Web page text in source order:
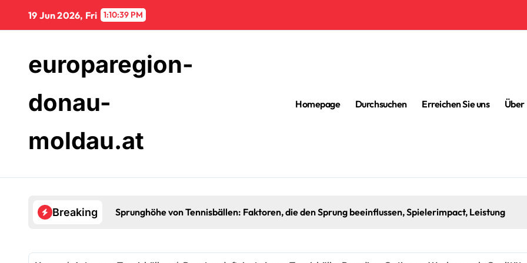
content
19 Jun 2026, Fri 1:10:40 PM
europaregion-
donau-
moldau.at
Homepage Durchsuchen Erreichen Sie uns Über
Breaking Sprunghöhe von Tennisbällen: Faktoren, die den Sprung beeinflussen, Spielerimpact, Leistung